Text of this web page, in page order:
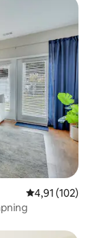
4,91 ud af 5 i
4,91 (102)